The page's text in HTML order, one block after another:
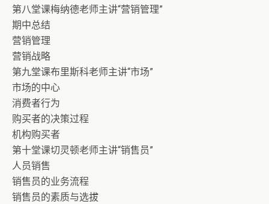
第八堂课梅纳德老师主讲“营销管理”
期中总结
营销管理
营销战略
第九堂课布里斯科老师主讲“市场”
市场的中心
消费者行为
购买者的决策过程
机构购买者
第十堂课切灵顿老师主讲“销售员”
人员销售
销售员的业务流程
销售员的素质与选拔